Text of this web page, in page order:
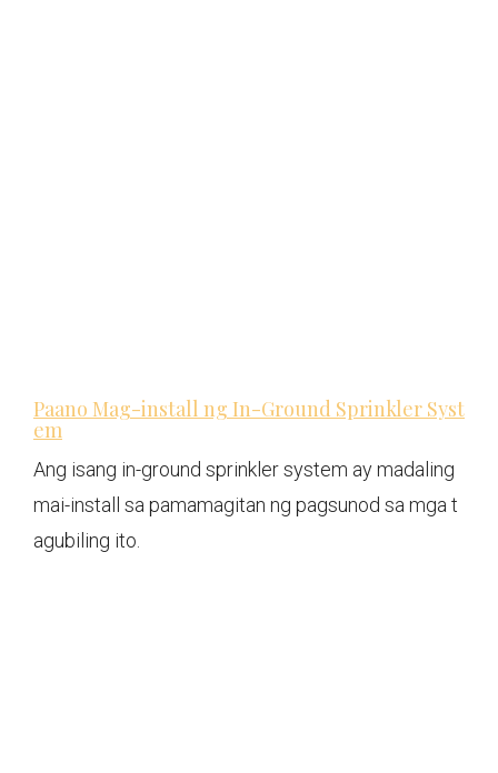
Paano Mag-install ng In-Ground Sprinkler Syst
em
Ang isang in-ground sprinkler system ay madaling
mai-install sa pamamagitan ng pagsunod sa mga t
agubiling ito.